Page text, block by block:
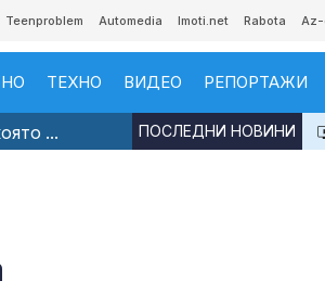
Teenproblem Automedia Imoti.net Rabota Az-
ТЕХНО ВИДЕО РЕПОРТАЖИ
... ПОСЛЕДНИ НОВИНИ